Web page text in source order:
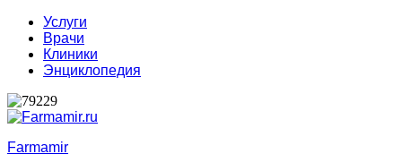
Услуги
Врачи
Клиники
Энциклопедия
Farmamir